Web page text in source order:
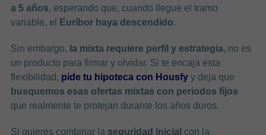
a 5 años, esperando que, cuando llegue el tramo
variable, el
Euríbor haya descendido.
Sin embargo, la mixta requiere perfil y estrategia, no es
un producto para firmar y olvidar. Si te encaja esta
flexibilidad, pide tu hipoteca con Housfyy deja que
busquemos esas ofertas mixtas con periodos fijos
que realmente te protejan durante los años duros.
Si quieres combinar la seguridad inicial con la